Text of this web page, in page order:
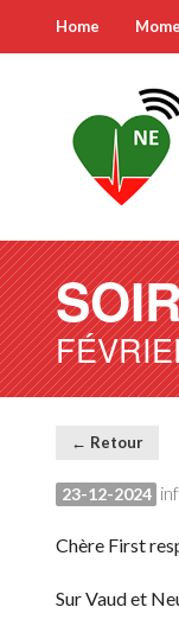
Home
← Retour
23-12-2024
Chère First
Sur Vaud et